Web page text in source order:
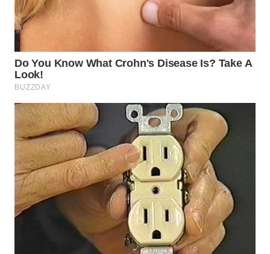
TEBING
TINGGI
WN
PAKPAK
KARAWANG
WN
BEKASI
WN
BOGOR